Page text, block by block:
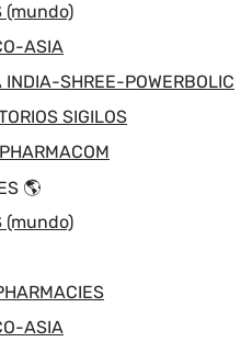
(mundo)
ASIA
INDIA-SHREE-POWERBOLIC
SIGILOS
🌎
(mundo)
ASIA